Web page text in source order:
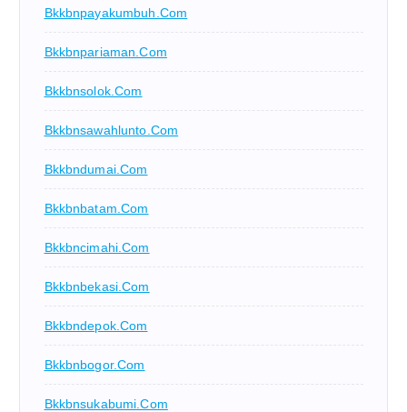
Bkkbnpayakumbuh.com
Bkkbnpariaman.com
Bkkbnsolok.com
Bkkbnsawahlunto.com
Bkkbndumai.com
Bkkbnbatam.com
Bkkbncimahi.com
Bkkbnbekasi.com
Bkkbndepok.com
Bkkbnbogor.com
Bkkbnsukabumi.com